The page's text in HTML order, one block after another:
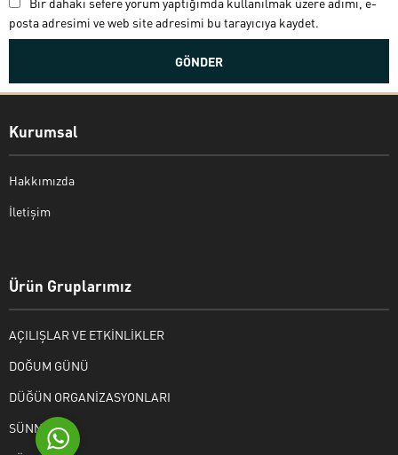
posta adresimi ve web site adresimi bu tarayıcıya kaydet.
Kurumsal
Hakkımızda
İletişim
Ürün Gruplarımız
AÇILIŞLAR VE ETKİNLİKLER
DOĞUM GÜNÜ
DÜĞÜN ORGANİZASYONLARI
SÜNNET